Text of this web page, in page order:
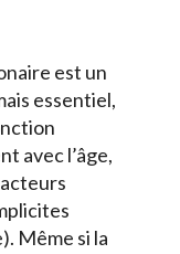
est un
essentiel,
avec l’âge,
Même si la